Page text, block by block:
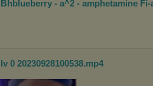
Bhblueberry - a^2 - amphetamine Fi-
lv 0 20230928100538.mp4